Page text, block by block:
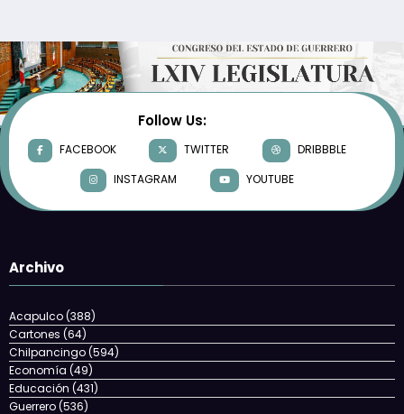
Follow Us:
FACEBOOK TWITTER
DRIBBBLE
INSTAGRAM
YOUTUBE
Archivo
Acapulco(388)
Cartones (64)
Chilpancingo(594)
Economía (49)
Educación (431)
Guerrero(536)